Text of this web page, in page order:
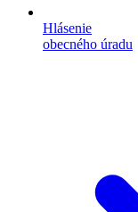
Hlásenie
obecného úradu